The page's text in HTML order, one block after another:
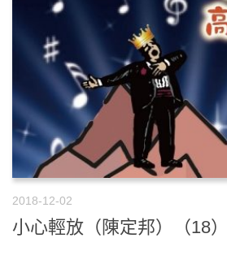
2018-12-02
小心輕放（陳定邦）（18